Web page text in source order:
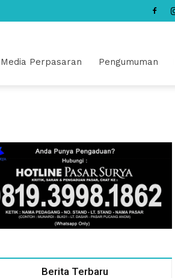
Media Perpasaran Pengumuman
Berita Terbaru